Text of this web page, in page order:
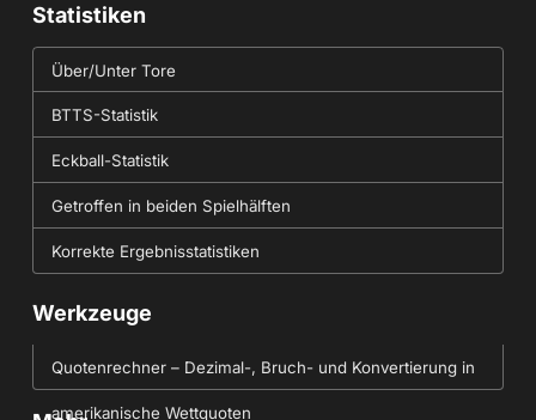
Statistiken
Über/Unter Tore
BTTS-Statistik
Eckball-Statistik
Getroffen in beiden Spielhälften
Korrekte Ergebnisstatistiken
Werkzeuge
Quotenrechner – Dezimal-, Bruch- und Konvertierung in
amerikanische Wettquoten